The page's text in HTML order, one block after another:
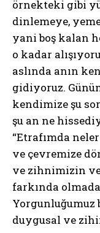
örnekteki gibi
dinlemeye,
yani boş kalan
o kadar
aslında anın
gidiyoruz.
kendimize şu
şu an ne
“Etrafımda
ve çevremize
ve zihnimizin
farkında
Yorgunluğumuz
duygusal ve